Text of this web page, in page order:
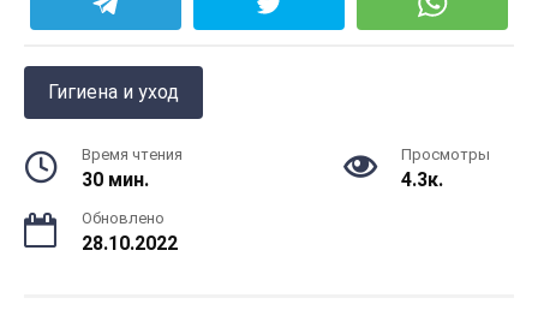
Гигиена и уход
Время чтения
30 мин.
Просмотры
4.3к.
Обновлено
28.10.2022